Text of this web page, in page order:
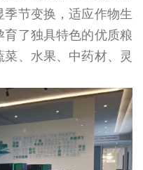
季节变换，适应作物生
了独具特色的优质粮
、水果、中药材、灵